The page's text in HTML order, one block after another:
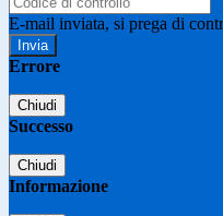
E-mail inviata, si prega di
Errore
Chiudi
Successo
Chiudi
Informazione